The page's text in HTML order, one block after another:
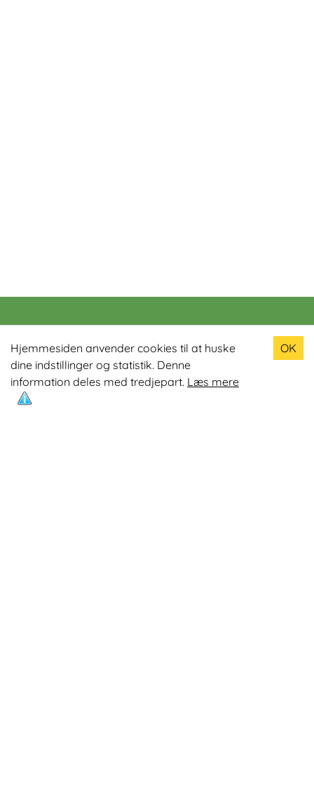
Hjemmesiden anvender cookies til at huske
dine indstillinger og statistik. Denne
information deles med tredjepart. Læs mere
OK
Populære produkter
Odin R900 Romaskine
Odin S900 Spinningcykel